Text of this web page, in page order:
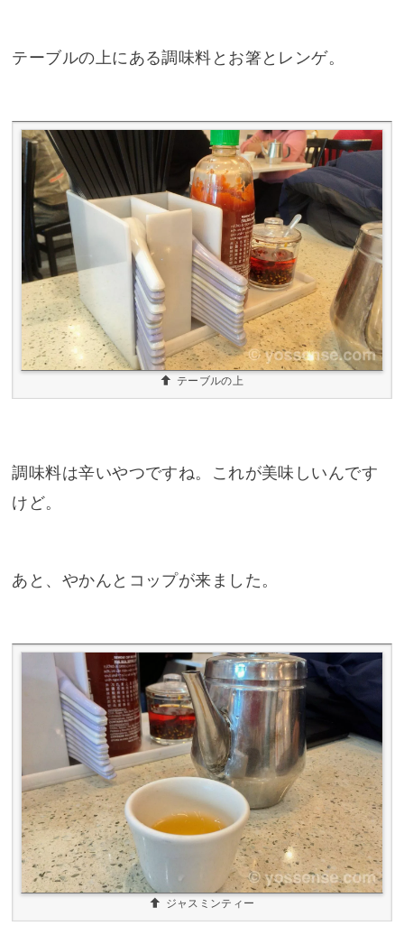
テーブルの上にある調味料とお箸とレンゲ。
テーブルの上
調味料は辛いやつですね。これが美味しいんです
けど。
あと、やかんとコップが来ました。
ジャスミンティー